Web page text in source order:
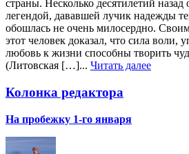
страны. Несколько десятилетий
легендой, дававшей лучик надежды
обошлась не очень милосердно.
этот человек доказал, что сила воли,
любовь к жизни способны творить
(Литовская […]... Читать далее
Колонка редактора
На пробежку 1-го января